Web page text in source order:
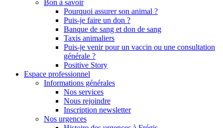
Bon à savoir
Pourquoi assurer son animal ?
Puis-je faire un don ?
Banque de sang et don de sang
Taxis animaliers
Puis-je venir pour un vaccin ou une consultation
générale ?
Positive Story
Espace professionnel
Informations générales
Nos services
Nous rejoindre
Inscription newsletter
Nos urgences